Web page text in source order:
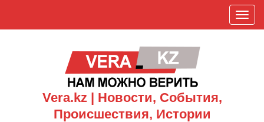
П
о
Vera.kz | Новости, События,
Происшествия, Истории